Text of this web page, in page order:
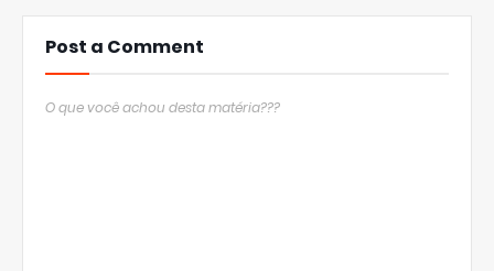
Post a Comment
O que você achou desta matéria???